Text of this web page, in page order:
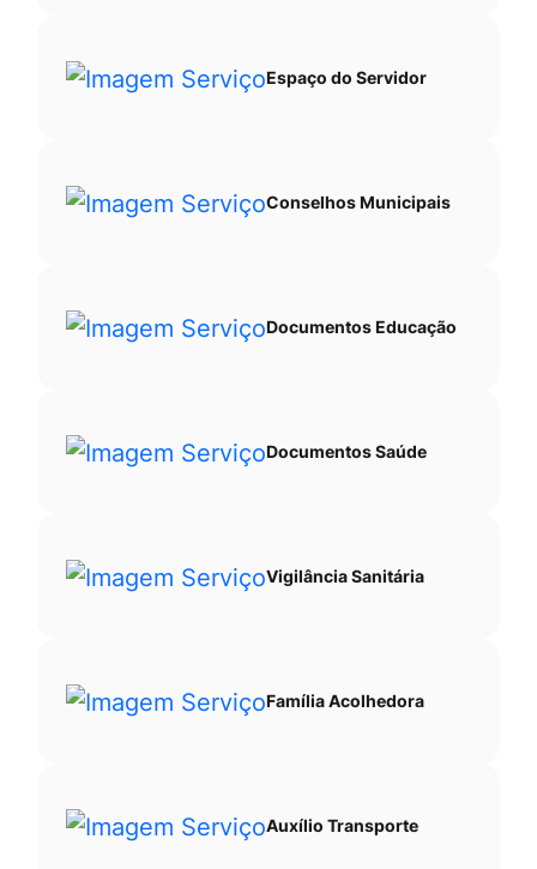
Espaço do Servidor
Conselhos Municipais
Documentos Educação
Documentos Saúde
Vigilância Sanitária
Família Acolhedora
Auxílio Transporte